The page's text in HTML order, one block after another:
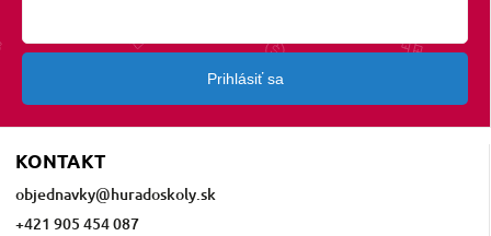
KONTAKT
objednavky@huradoskoly.sk
+421 905 454 087
Prihlásiť sa